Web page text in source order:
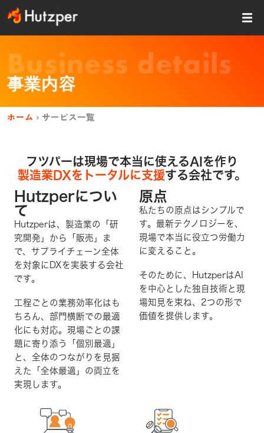
容
を
キッ
プBusiness details
事業内容
ホーム › サービス一覧
フツパーは現場で本当に使えるAIを作り
製造業DXをトータルに支援する会社です。
Hutzperについ
て
Hutzperは、製造業の「研
究開発」から「販売」ま
で、サプライチェーン全体
を対象にDXを実装する会社
です。
工程ごとの業務効率化はも
ちろん、部門横断での最適
化にも対応。 現場ごとの課
題に寄り添う「個別最適」
と、 全体のつながりを見据
えた「全体最適」 の両立を
実現します。
原点
私たちの原点はシンプルで
す。最新テクノロジーを、
現場で本当に役立つ労働力
に変えること。
そのために、HutzperはAI
を中心とした独自技術と現
場知見を束ね、2つの形で
価値を提供します。